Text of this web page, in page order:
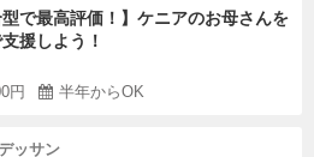
型で最高評価！】ケニアのお母さんを
援しよう！
円 半年からOK
ッサン